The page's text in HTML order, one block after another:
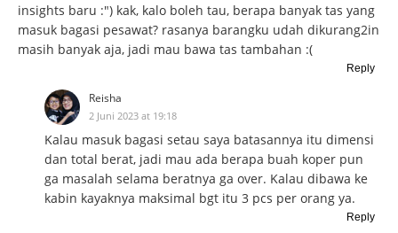
insights baru :") kak, kalo boleh tau, berapa banyak tas yang
masuk bagasi pesawat? rasanya barangku udah dikurang2in
masih banyak aja, jadi mau bawa tas tambahan :(
Reply
Reisha
2 Juni 2023 at 19:18
Kalau masuk bagasi setau saya batasannya itu dimensi
dan total berat, jadi mau ada berapa buah koper pun
ga masalah selama beratnya ga over. Kalau dibawa ke
kabin kayaknya maksimal bgt itu 3 pcs per orang ya.
Reply